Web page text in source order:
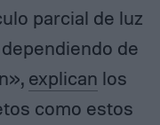
parcial de luz
de
explican los
como estos